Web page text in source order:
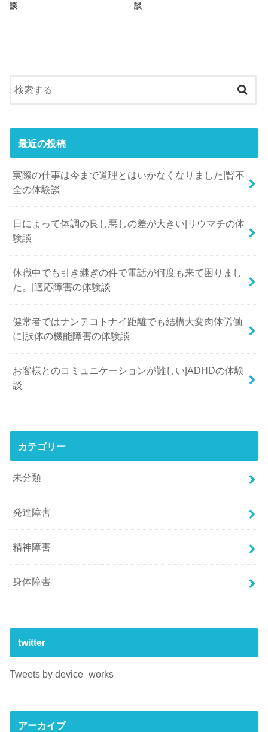
談
談
最近の投稿
実際の仕事は今まで道理とはいかなくなりました|腎不
全の体験談
日によって体調の良し悪しの差が大きい|リウマチの体
験談
休職中でも引き継ぎの件で電話が何度も来て困りまし
た。|適応障害の体験談
健常者ではナンテコトナイ距離でも結構大変肉体労働
に|肢体の機能障害の体験談
お客様とのコミュニケーションが難しい|ADHDの体験
談
カテゴリー
未分類
発達障害
精神障害
身体障害
twitter
Tweets by device_works
アーカイブ